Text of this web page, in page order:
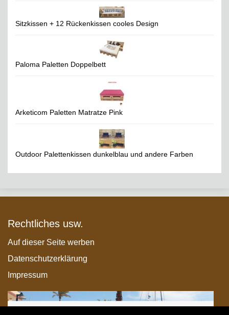
Sitzkissen + 12 Rückenkissen cooles Design
Paloma Paletten Doppelbett
Arketicom Paletten Matratze Pink
Outdoor Palettenkissen dunkelblau und andere Farben
Rechtliches usw.
Auf dieser Seite werben
Datenschutzerklärung
Impressum